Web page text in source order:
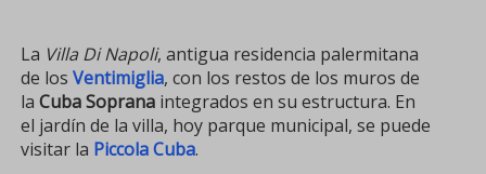
La Villa Di Napoli, antigua residencia palermitana
de losVentimiglia, con los restos de los muros de
laCuba Soprana integrados en su estructura. En
el jardín de la villa, hoy parque municipal, se puede
visitar la Piccola Cuba.